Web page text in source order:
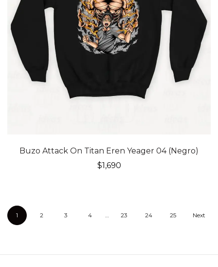
Buzo Attack On Titan Eren Yeager 04 (Negro)
$1,690
1 2 3 4 … 23 24 25 Next